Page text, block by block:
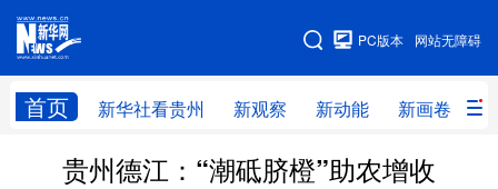
网站无障碍
PC版本
首页 新华社看贵州 新观察 新动能 新画卷
网站地图
新华社看贵州 新观察 新动能 新画卷
贵州德江：“潮砥脐橙”助农增收